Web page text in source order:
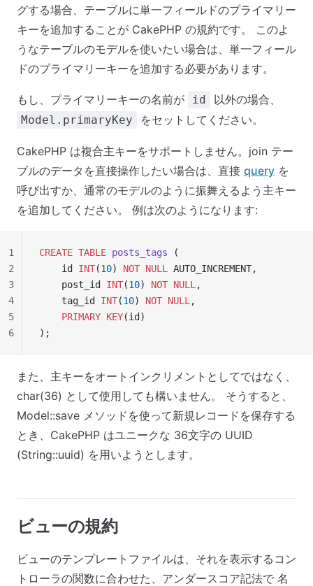
グする場合、テーブルに単一フィールドのプライマリー
キーを追加することが CakePHP の規約です。 このよ
うなテーブルのモデルを使いたい場合は、単一フィール
ドのプライマリーキーを追加する必要があります。
もし、プライマリーキーの名前が id 以外の場合、
Model.primaryKey をセットしてください。
CakePHP は複合主キーをサポートしません。join テー
ブルのデータを直接操作したい場合は、直接 query を
呼び出すか、通常のモデルのように振舞えるよう主キー
を追加してください。 例は次のようになります:
CREATE TABLE posts_tags (
    id
INT(10) NOT NULL
AUTO_INCREMENT,
    post_id
INT(10) NOT NULL ,
    tag_id
INT(10) NOT NULL ,
    PRIMARY KEY
(id)
);
1
2
3
4
5
6
また、主キーをオートインクリメントとしてではなく、
char(36) として使用しても構いません。 そうすると、
Model::save メソッドを使って新規レコードを保存する
とき、CakePHP はユニークな 36文字の UUID
(String::uuid) を用いようとします。
ビューの規約
ビューのテンプレートファイルは、それを表示するコン
トローラの関数に合わせた、アンダースコア記法で 名